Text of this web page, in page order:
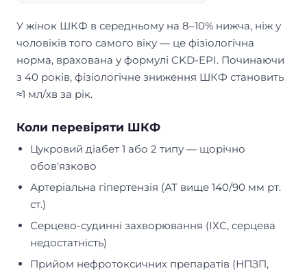
У жінок ШКФ в середньому на 8–10% нижча, ніж у
чоловіків того самого віку — це фізіологічна
норма, врахована у формулі CKD-EPI. Починаючи
з 40 років, фізіологічне зниження ШКФ становить
≈1 мл/хв за рік.
Коли перевіряти ШКФ
Цукровий діабет 1 або 2 типу — щорічно
обов'язково
Артеріальна гіпертензія (АТ вище 140/90 мм рт.
ст.)
Серцево-судинні захворювання (ІХС, серцева
недостатність)
Прийом нефротоксичних препаратів (НПЗП,